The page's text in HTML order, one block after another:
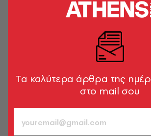
Τα Open Studios του
Μεταπτυχιακού
προσκαλούν το κοινό,
χώρους της ΑΣΚΤ
Από την Πέμπτη 3 έως το Σάββατο 5
Tα καλύτερα άρθρα της
στο mail σου